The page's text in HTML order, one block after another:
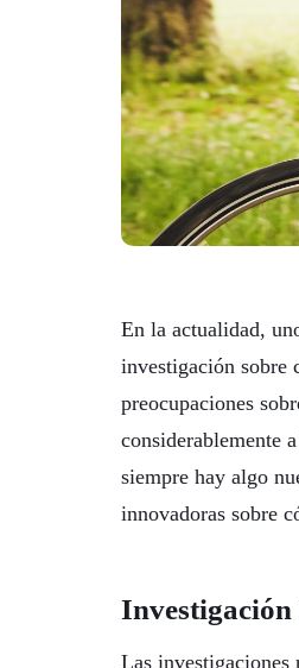
En la actualidad,
investigación sobre
preocupaciones
considerablemente
siempre hay algo
innovadoras sobre
Investigación
Las investigaciones